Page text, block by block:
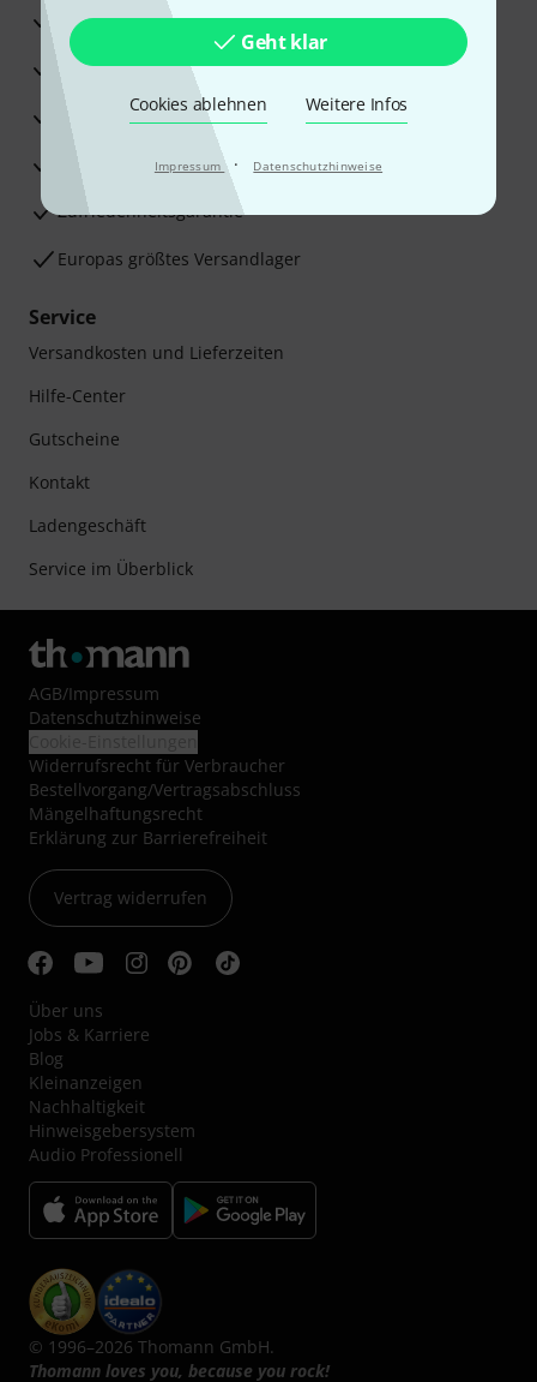
Geht klar
Cookies ablehnen Weitere Infos
Impressum · Datenschutzhinweise
3 Jahre Thomann Garantie
30 Tage Money-Back-Garantie
Reparaturservice
Beratung durch Fachexperten
Zufriedenheitsgarantie
Europas größtes Versandlager
Service
Versandkosten und Lieferzeiten
Hilfe-Center
Gutscheine
Kontakt
Ladengeschäft
Service im Überblick
AGB/Impressum
Datenschutzhinweise
Widerrufsrecht für Verbraucher
Bestellvorgang/Vertragsabschluss
Mängelhaftungsrecht
Erklärung zur Barrierefreiheit
Vertrag widerrufen
Über uns
Jobs & Karriere
Blog
Kleinanzeigen
Nachhaltigkeit
Hinweisgebersystem
Audio Professionell
© 1996–2026 Thomann GmbH.
Thomann loves you, because you rock!